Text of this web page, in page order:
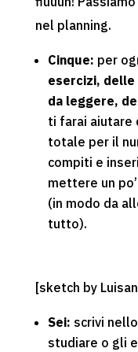
nel planning.
Cinque: per
esercizi, delle
da leggere,
ti farai aiutare
totale per il
compiti e
mettere un
(in modo da
tutto).
[sketch by
Sei: scrivi
studiare o gli